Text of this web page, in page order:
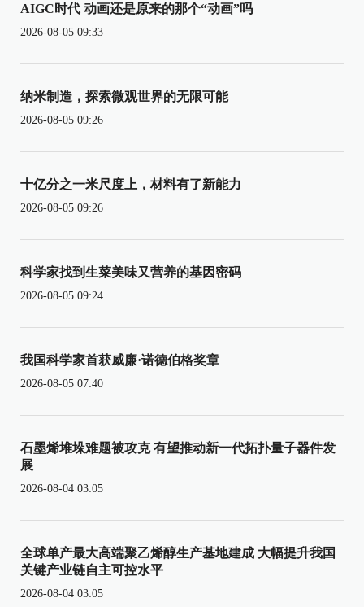
AIGC时代 动画还是原来的那个“动画”吗
2026-08-05 09:33
纳米制造，探索微观世界的无限可能
2026-08-05 09:26
十亿分之一米尺度上，材料有了新能力
2026-08-05 09:26
科学家找到生菜美味又营养的基因密码
2026-08-05 09:24
我国科学家首获威廉·诺德伯格奖章
2026-08-05 07:40
石墨烯堆垛难题被攻克 有望推动新一代拓扑量子器件发
展
2026-08-04 03:05
全球单产最大高端聚乙烯醇生产基地建成 大幅提升我国
关键产业链自主可控水平
2026-08-04 03:05